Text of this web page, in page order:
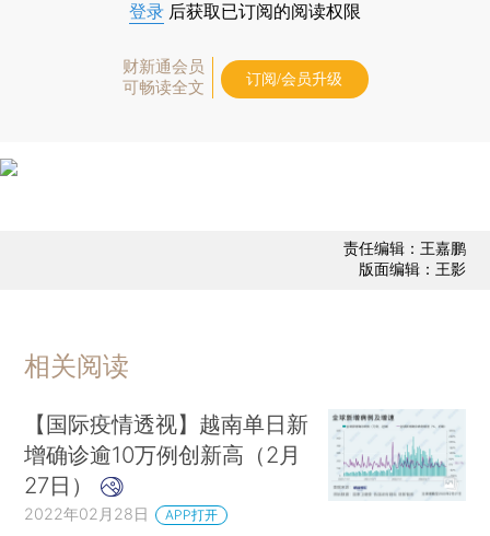
登录 后获取已订阅的阅读权限
财新通会员
可畅读全文
订阅/会员升级
责任编辑：王嘉鹏
版面编辑：王影
相关阅读
【国际疫情透视】越南单日新
增确诊逾10万例创新高（2月
27日）
2022年02月28日 APP打开